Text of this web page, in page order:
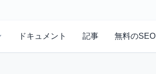
ドキュメント 記事 無料の